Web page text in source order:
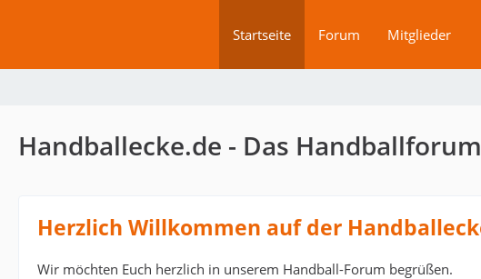
Startseite Forum Mitglieder
Handballecke.de - Das
Herzlich Willkommen auf der
Wir möchten Euch herzlich in unserem Handball-Forum begrüßen.